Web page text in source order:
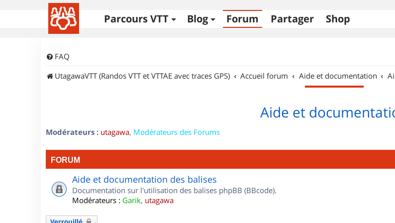
Parcours VTT Blog Forum Partager Shop
FAQ
UtagawaVTT (Randos VTT et VTTAE avec traces GPS)
Accueil forum Aide et documentation
Aide et
Modérateurs : utagawa, Modérateurs des Forums
FORUM
Aide et documentation des balises
Documentation sur l'utilisation des balises phpBB (BBcode).
Modérateurs : Garik, utagawa